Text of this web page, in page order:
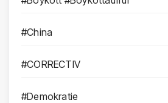
#China
#CORRECTIV
#Demokratie